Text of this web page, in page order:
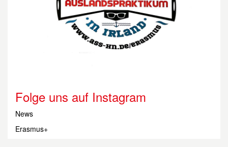
Folge uns auf Instagram
News
Erasmus+